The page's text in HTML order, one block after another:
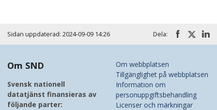
Sidan uppdaterad: 2024-09-09 14:26 Dela:
Om SND
Svensk nationell
datatjänst finansieras av
följande parter:
Om webbplatsen
Tillgänglighet på webbplatsen
Information om
personuppgiftsbehandling
Licenser och märkningar